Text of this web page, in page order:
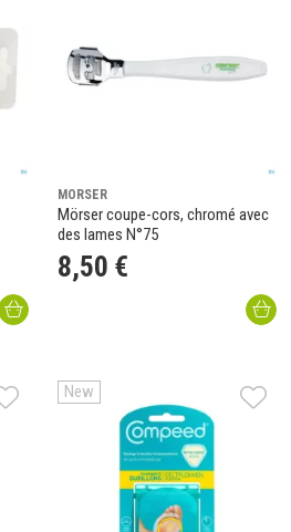
MORSER
Mörser coupe-cors, chromé avec
des lames N°75
8,50 €
New